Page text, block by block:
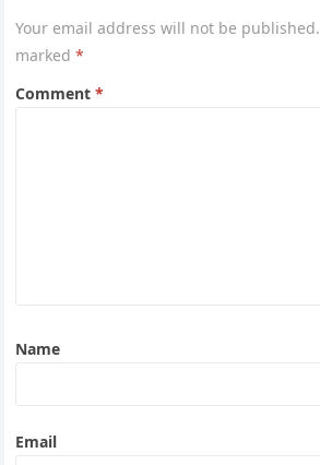
Your email address will not be published.
marked*
Comment*
Name
Email